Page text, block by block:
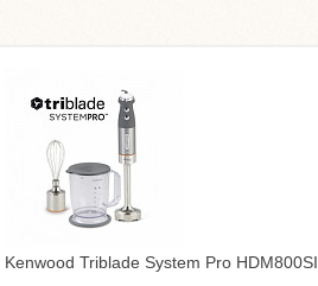
Kenwood Triblade System Pro HDM800SI